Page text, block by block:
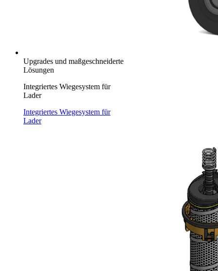
Upgrades und maßgeschneiderte
Lösungen
Integriertes Wiegesystem für
Lader
Integriertes Wiegesystem für
Lader